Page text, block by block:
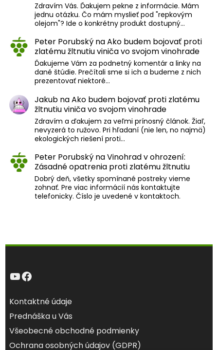
Zdravím Vás. Ďakujem pekne z informácie. Mám
jednu otázku. Čo mám myslieť pod "repkovým
olejom"? Ide o konkrétny produkt dostupný…
Peter Porubský naAko budem bojovať proti
zlatému žltnutiu viniča vo svojom vinohrade
Ďakujeme Vám za podnetný komentár a linky na
dané štúdie. Prečítali sme si ich a budeme z nich
prezentovať niektoré…
Jakub naAko budem bojovať proti zlatému
žltnutiu viniča vo svojom vinohrade
Zdravím a ďakujem za veľmi prínosný článok. Žiaľ,
nevyzerá to ružovo. Pri hľadaní (nie len, no najmä)
ekologických riešení proti…
Peter Porubský naVinohrad v ohrození:
Zásadné opatrenia proti zlatému žltnutiu
Dobrý deň, všetky spomínané postreky vieme
zohnať. Pre viac informácií nás kontaktujte
telefonicky. Číslo je uvedené v kontaktoch.
YouTube
Facebook
Kontaktné údaje
Prednáška u Vás
Všeobecné obchodné podmienky
Ochrana osobných údajov (GDPR)